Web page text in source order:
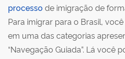
processo de imigração de
Para imigrar para o Brasil,
em uma das categorias
“Navegação Guiada”. Lá você